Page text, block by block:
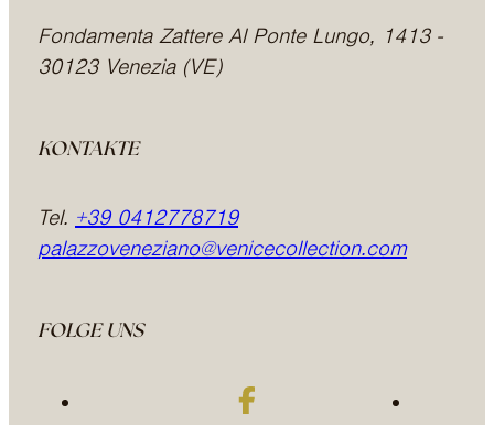
Fondamenta Zattere Al Ponte Lungo, 1413 -
30123 Venezia (VE)
KONTAKTE
Tel. +39 0412778719
palazzoveneziano@venicecollection.com
FOLGE UNS